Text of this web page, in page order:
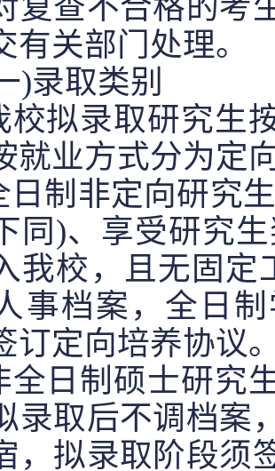
复查不合格的考
有关部门处理。
取类别
录取研究生按
就业方式分为定
非定向研究生
同)、享受研究
我校，且无固
事档案，全日
订定向培养协议
制硕士研究生
录取后不调档案
，拟录取阶段须